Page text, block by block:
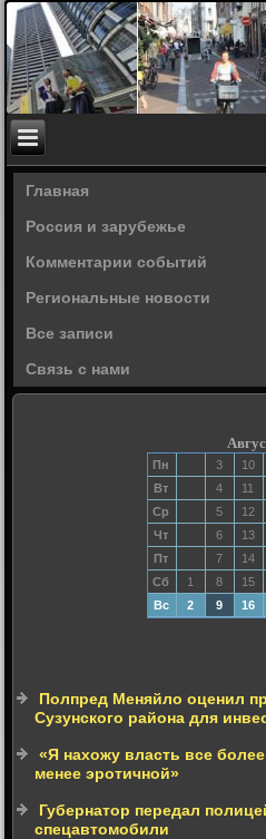
Главная
Россия и зарубежье
Комментарии событий
Региональные новости
Все записи
Связь с нами
Пн 3 10
Вт
4 11
Ср
5 12
Чт
6 13
Пт
7 14
Сб
1 8 15
Вс
2 9 16
Полпред Меняйло оценил
Сузунского района для
«Я нахожу власть все
менее эротичной»
Губернатор передал
спецавтомобили